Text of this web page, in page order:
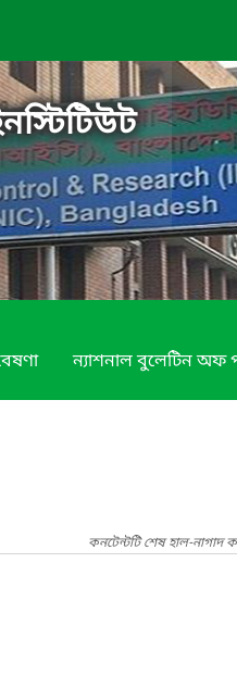
ন্যাশনাল বুলেটিন অফ
কনটেন্টটি শেষ হাল-নাগাদ